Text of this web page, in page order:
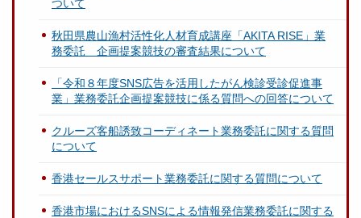
ついて
秋田県農山漁村活性化人材育成講座「AKITA RISE」業
務委託 企画提案競技の審査結果について
「令和８年度SNS広告を活用したがん検診受診促進事
業」業務委託企画提案競技に係る質問への回答について
クルーズ客船誘致コーディネート業務委託に関する質問
について
香港セールスサポート業務委託に関する質問について
香港市場におけるSNSによる情報発信業務委託に関する